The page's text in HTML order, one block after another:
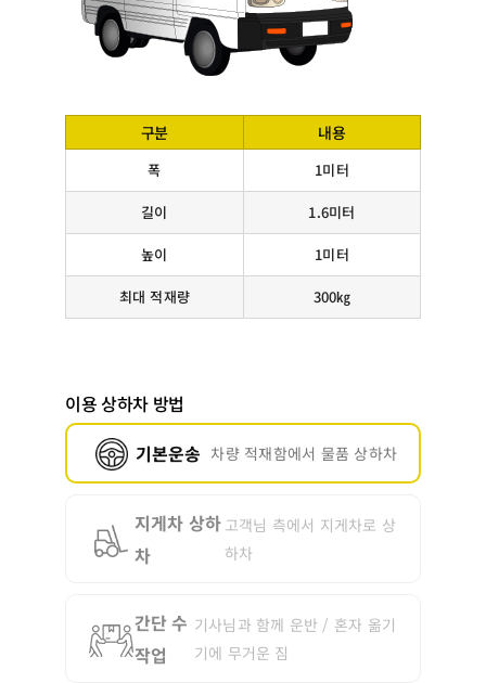
구분 내용
폭 1미터
길이 1.6미터
높이 1미터
최대 적재량 300㎏
이용 상하차 방법
기본운송 차량 적재함에서 물품 상하차
지게차 상하
차
고객님 측에서 지게차로 상
하차
간단 수
작업
기사님과 함께 운반 / 혼자 옮기
기에 무거운 짐